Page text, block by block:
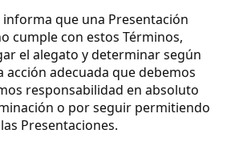
que una Presentación
cumple con estos Términos,
el alegato y determinar según
adecuada que debemos
responsabilidad en absoluto
o por seguir permitiendo
Presentaciones.